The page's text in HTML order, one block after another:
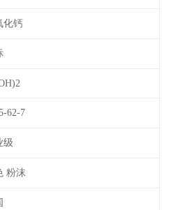
化钙
62-7
级
粉沫